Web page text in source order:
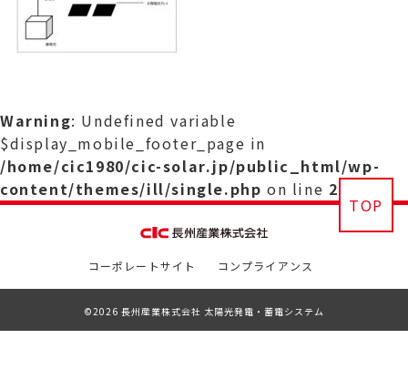
Warning: Undefined variable
$display_mobile_footer_page in
/home/cic1980/cic-solar.jp/public_html/wp-
content/themes/ill/single.php on line 29
TOP
コーポレートサイト コンプライアンス
©2026 長州産業株式会社 太陽光発電・蓄電システム